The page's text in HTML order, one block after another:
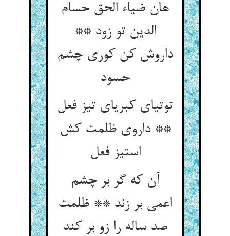
هان ضیاء الحق حسام
الدین تو زود **
داروش کن کوری چشم
حسود
توتیای کبریای تیز فعل
** داروی ظلمت کش
استیز فعل‏
آن که گر بر چشم
اعمی بر زند ** ظلمت
صد ساله را زو بر کند